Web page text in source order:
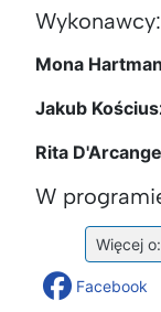
Wykonawcy:
Mona
Jakub
Rita
W
Więcej
Facebook